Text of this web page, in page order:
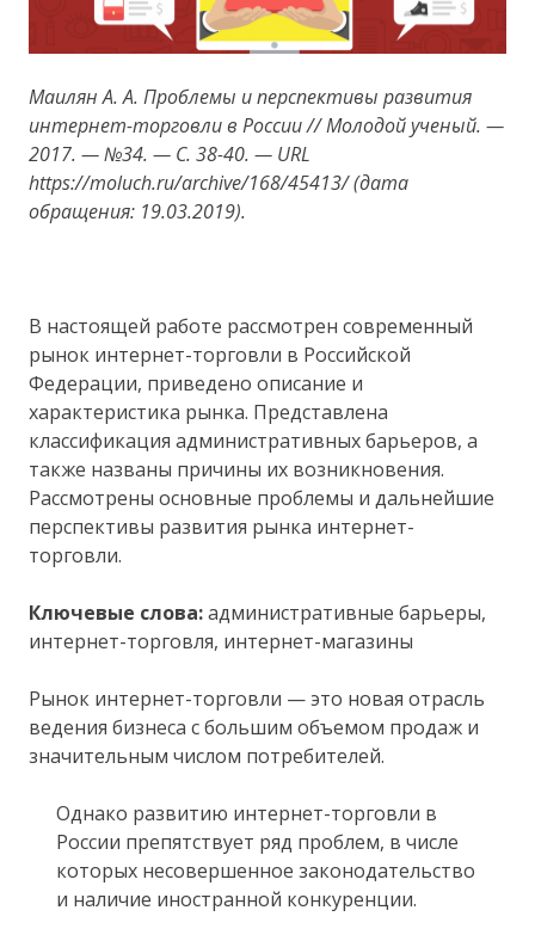
Маилян А. А. Проблемы и перспективы развития
интернет-торговли в России // Молодой ученый. —
2017. — №34. — С. 38-40. — URL
https://moluch.ru/archive/168/45413/ (дата
обращения: 19.03.2019).
В настоящей работе рассмотрен современный
рынок интернет-торговли в Российской
Федерации, приведено описание и
характеристика рынка. Представлена
классификация административных барьеров, а
также названы причины их возникновения.
Рассмотрены основные проблемы и дальнейшие
перспективы развития рынка интернет-
торговли.
Ключевые слова:административные барьеры,
интернет-торговля, интернет-магазины
Рынок интернет-торговли — это новая отрасль
ведения бизнеса с большим объемом продаж и
значительным числом потребителей.
Однако развитию интернет-торговли в
России препятствует ряд проблем, в числе
которых несовершенное законодательство
и наличие иностранной конкуренции.